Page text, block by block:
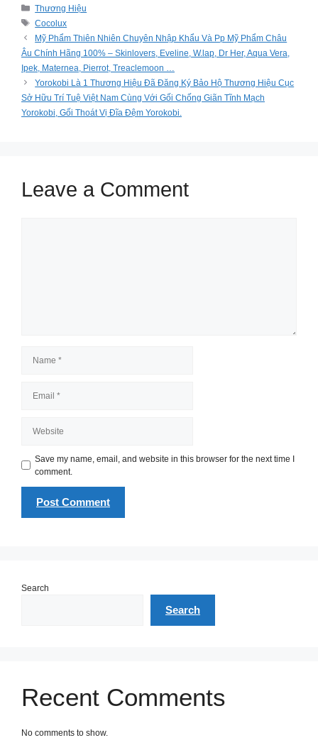
Categories
Thương Hiệu
Tags
Cocolux
Mỹ Phẩm Thiên Nhiên Chuyên Nhập Khẩu Và Pp Mỹ Phẩm Châu
Âu Chính Hãng 100% – Skinlovers, Eveline, W.lap, Dr Her, Aqua Vera,
Ipek, Maternea, Pierrot, Treaclemoon …
Yorokobi Là 1 Thương Hiệu Đã Đăng Ký Bảo Hộ Thương Hiệu Cục
Sở Hữu Trí Tuệ Việt Nam Cùng Với Gối Chống Giãn Tĩnh Mạch
Yorokobi, Gối Thoát Vị Đĩa Đệm Yorokobi.
Leave a Comment
Save my name, email, and website in this browser for the next time I
comment.
Search
Search
Recent Comments
No comments to show.